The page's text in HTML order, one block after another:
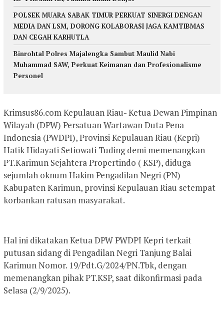
POLSEK MUARA SABAK TIMUR PERKUAT SINERGI DENGAN
MEDIA DAN LSM, DORONG KOLABORASI JAGA KAMTIBMAS
DAN CEGAH KARHUTLA
Binrohtal Polres Majalengka Sambut Maulid Nabi
Muhammad SAW, Perkuat Keimanan dan Profesionalisme
Personel
Krimsus86.com Kepulauan Riau- Ketua Dewan Pimpinan
Wilayah (DPW) Persatuan Wartawan Duta Pena
Indonesia (PWDPI), Provinsi Kepulauan Riau (Kepri)
Hatik Hidayati Setiowati Tuding demi memenangkan
PT.Karimun Sejahtera Propertindo ( KSP), diduga
sejumlah oknum Hakim Pengadilan Negri (PN)
Kabupaten Karimun, provinsi Kepulauan Riau setempat
korbankan ratusan masyarakat.
Hal ini dikatakan Ketua DPW PWDPI Kepri terkait
putusan sidang di Pengadilan Negri Tanjung Balai
Karimun Nomor. 19/Pdt.G/2024/PN.Tbk, dengan
memenangkan pihak PT.KSP, saat dikonfirmasi pada
Selasa (2/9/2025).